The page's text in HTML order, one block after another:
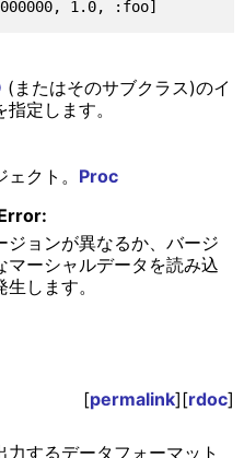
(またはそのサブクラス)のイ
定します。
クト。 Proc
ジョンが異なるか、バージ
マーシャルデータを読み込
します。
[permalink][rdoc]
するデータフォーマット